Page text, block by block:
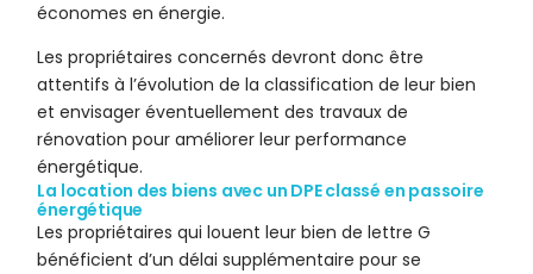
économes en énergie.
Les propriétaires concernés devront donc être
attentifs à l’évolution de la classification de leur bien
et envisager éventuellement des travaux de
rénovation pour améliorer leur performance
énergétique.
La location des biens avec un DPE classé en passoire
énergétique
Les propriétaires qui louent leur bien de lettre G
bénéficient d’un délai supplémentaire pour se